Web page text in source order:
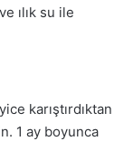
ılık su ile
karıştırdıktan
1 ay boyunca